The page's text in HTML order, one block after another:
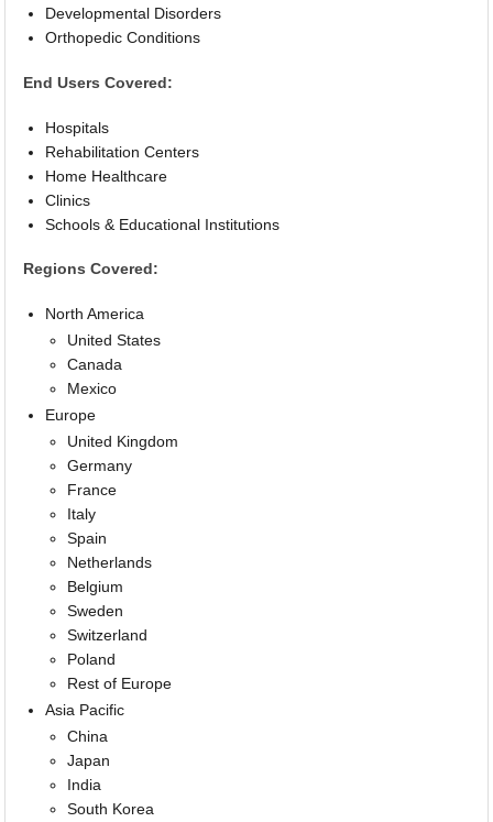
Developmental Disorders
Orthopedic Conditions
End Users Covered:
Hospitals
Rehabilitation Centers
Home Healthcare
Clinics
Schools & Educational Institutions
Regions Covered:
North America
United States
Canada
Mexico
Europe
United Kingdom
Germany
France
Italy
Spain
Netherlands
Belgium
Sweden
Switzerland
Poland
Rest of Europe
Asia Pacific
China
Japan
India
South Korea